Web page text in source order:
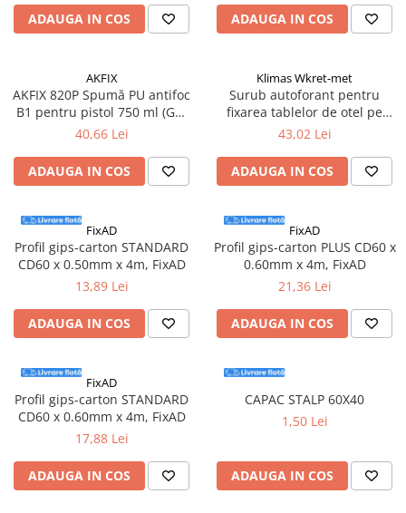
Suruburi pentru gips-carton
Suruburi pentru lemn
Suruburi pentru tabla
Ancore mecanice
Cuie constructii
Finisaje si amenajari interioare
Placi gips carton
Profile gips carton
Accesorii gips carton
Benzi gips carton
Accesorii tencuieli
Adezivi montaj
Etanse
Accesorii parchet
ADAUGA IN COS ADAUGA IN COS
AKFIX
AKFIX 820P Spumă PU antifoc
B1 pentru pistol 750 ml (GW
850 g)
40,66 Lei
ADAUGA IN COS
Klimas Wkret-met
Surub autoforant pentru
fixarea tablelor de otel pe
suport de lemn, 4,8x35mm,
Klimas Wkret-met
43,02 Lei
ADAUGA IN COS
FixAD
Profil gips-carton STANDARD
CD60 x 0.50mm x 4m, FixAD
13,89 Lei
ADAUGA IN COS
FixAD
Profil gips-carton PLUS CD60 x
0.60mm x 4m, FixAD
21,36 Lei
ADAUGA IN COS
FixAD
Profil gips-carton STANDARD
CD60 x 0.60mm x 4m, FixAD
17,88 Lei
ADAUGA IN COS
CAPAC STALP 60X40
1,50 Lei
ADAUGA IN COS